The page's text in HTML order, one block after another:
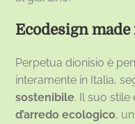
Ecodesign
Perpetua dionisio è
interamente in Italia,
sostenibile. Il suo
d’arredo ecologico,